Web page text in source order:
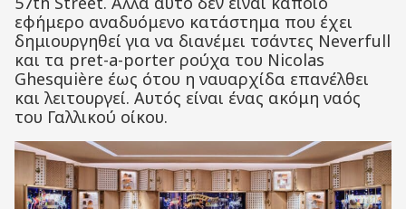
εφήμερο αναδυόμενο κατάστημα που έχει
δημιουργηθεί για να διανέμει τσάντες Neverfull
και τα pret-a-porter ρούχα του Nicolas
Ghesquière έως ότου η ναυαρχίδα επανέλθει
και λειτουργεί. Αυτός είναι ένας ακόμη ναός
του Γαλλικού οίκου.